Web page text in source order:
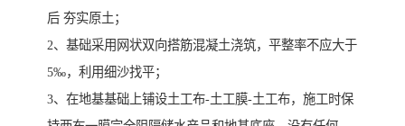
后 夯实原土；
2、基础采用网状双向搭筋混凝土浇筑，平整率不应大于
5‰，利用细沙找平；
3、在地基基础上铺设土工布-土工膜-土工布，施工时保